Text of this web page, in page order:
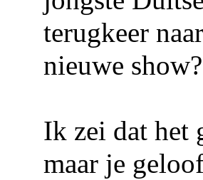
terugkeer
nieuwe show?
Ik zei dat het
maar je